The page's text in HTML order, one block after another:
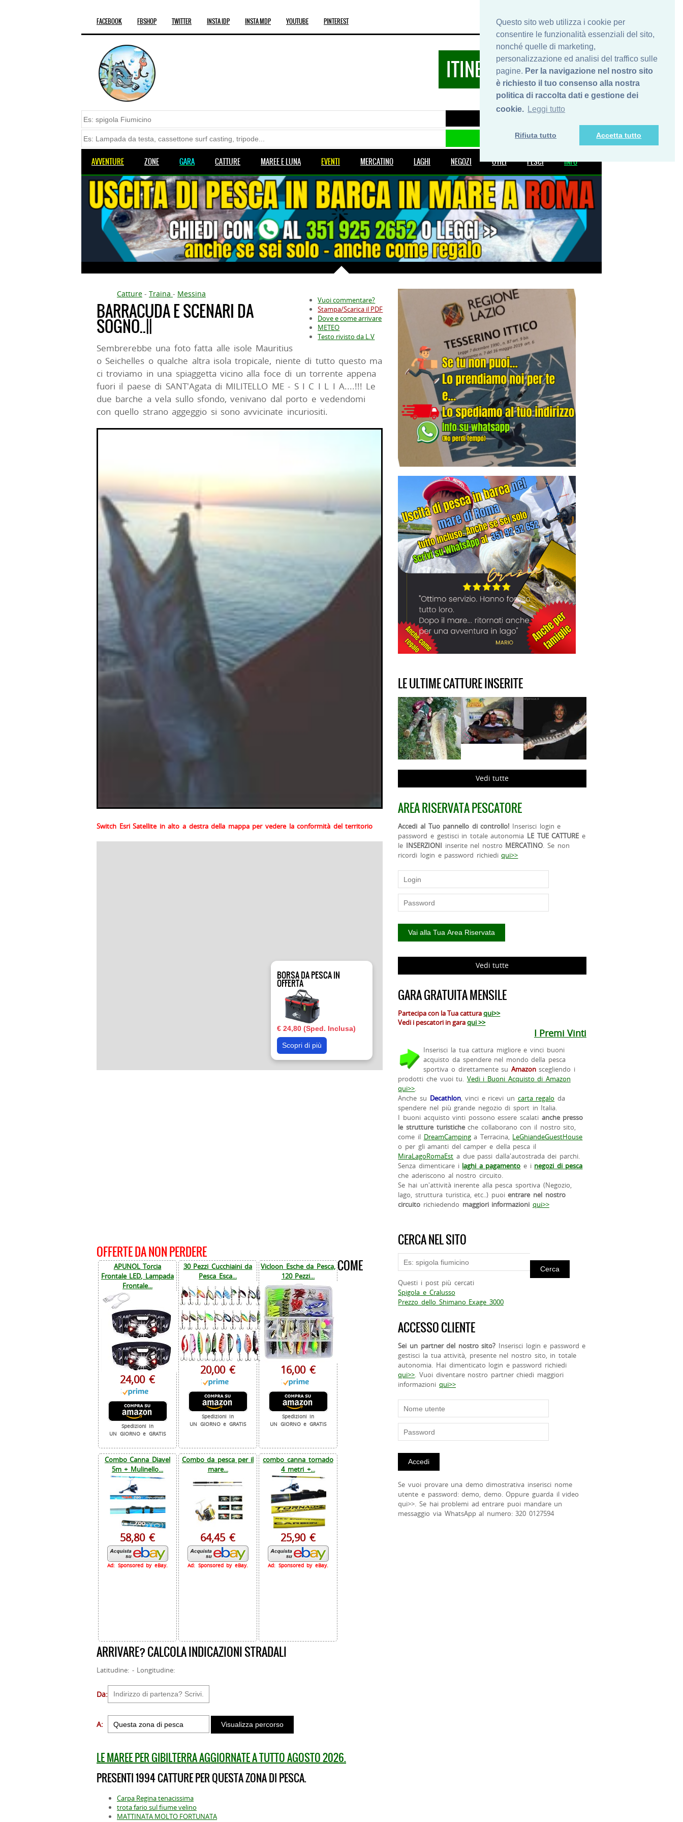
Questo sito web utilizza i cookie per
consentire le funzionalità essenziali del sito,
nonché quelle di marketing,
personalizzazione ed analisi del traffico sulle
pagine. Per la navigazione nel nostro sito
è richiesto il tuo consenso alla nostra
politica di raccolta dati e gestione dei
cookie. Leggi tutto
Rifiuta tutto Accetta tutto
FACEBOOK FBSHOP TWITTER INSTA IDP INSTA MDP YOUTUBE PINTEREST PRIVACY
SHOP
INFO
ITINERARIDIPESCA.IT
AVVENTURE ZONE GARA CATTURE MAREE E LUNA EVENTI MERCATINO LAGHI NEGOZI UTILI PESCI INFO
Catture - Traina - Messina
Vuoi commentare?
Stampa/Scarica il PDF
Dove e come arrivare
METEO
Testo rivisto da L.V
BARRACUDA E SCENARI DA
SOGNO..||
Sembrerebbe una foto fatta alle isole Mauritius
o Seichelles o qualche altra isola tropicale, niente di tutto questo ma
ci troviamo in una spiaggetta vicino alla foce di un torrente appena
fuori il paese di SANT'Agata di MILITELLO ME - S I C I L I A....!!! Le
due barche a vela sullo sfondo, venivano dal porto e vedendomi
con quello strano aggeggio si sono avvicinate incuriositi.
Switch Esri Satellite in alto a destra della mappa per vedere la conformità del territorio
BORSA DA PESCA IN
OFFERTA
€ 24,80 (Sped. Inclusa)
Scopri di più
OFFERTE DA NON PERDERE
APUNOL Torcia
Frontale LED, Lampada
Frontale...
24,00 €
Spedizioni in
UN GIORNO e GRATIS
30 Pezzi Cucchiaini da
Pesca Esca...
20,00 €
Spedizioni in
UN GIORNO e GRATIS
Vicloon Esche da Pesca,
120 Pezzi...
16,00 €
Spedizioni in
UN GIORNO e GRATIS
Combo Canna Diavel
5m + Mulinello...
58,80 €
Ad: Sponsored by eBay.
Combo da pesca per il
mare...
64,45 €
Ad: Sponsored by eBay.
combo canna tornado
4 metri +...
25,90 €
Ad: Sponsored by eBay.
COME
ARRIVARE? CALCOLA INDICAZIONI STRADALI
Latitudine: - Longitudine:
Da:
A:
LE MAREE PER GIBILTERRA AGGIORNATE A TUTTO AGOSTO 2026.
PRESENTI 1994 CATTURE PER QUESTA ZONA DI PESCA.
Carpa Regina tenacissima
trota fario sul fiume velino
MATTINATA MOLTO FORTUNATA
LE ULTIME CATTURE INSERITE
Vedi tutte
AREA RISERVATA PESCATORE
Accedi al Tuo pannello di controllo! Inserisci login e
password e gestisci in totale autonomia LE TUE CATTURE e
le INSERZIONI inserite nel nostro MERCATINO. Se non
ricordi login e password richiediqui>>
Vedi tutte
GARA GRATUITA MENSILE
Partecipa con la Tua catturaqui>>
Vedi i pescatori in garaqui >>
I Premi Vinti
Inserisci la tua cattura migliore e vinci buoni
acquisto da spendere nel mondo della pesca
sportiva o direttamente su Amazonscegliendo i
prodotti che vuoi tu. Vedi i Buoni Acquisto di Amazon
qui>>.
Anche su Decathlon, vinci e ricevi un carta regalo da
spendere nel più grande negozio di sport in Italia.
I buoni acquisto vinti possono essere scalati anche presso
le strutture turisticheche collaborano con il nostro sito,
come il DreamCampinga Terracina, LeGhiandeGuestHouse
o per gli amanti del camper e della pesca il
MiraLagoRomaEst a due passi dalla'autostrada dei parchi.
Senza dimenticare i laghi a pagamento e i negozi di pesca
che aderiscono al nostro circuito.
Se hai un'attività inerente alla pesca sportiva (Negozio,
lago, struttura turistica, etc..) puoientrare nel nostro
circuito richiedendo maggiori informazioni qui>>
CERCA NEL SITO
Questi i post più cercati
Spigola e Cralusso
Prezzo dello Shimano Exage 3000
ACCESSO CLIENTE
Sei un partner del nostro sito? Inserisci login e password e
gestisci la tua attività, presente nel nostro sito, in totale
autonomia. Hai dimenticato login e password richiedi
qui>>. Vuoi diventare nostro partner chiedi maggiori
informazioniqui>>
Se vuoi provare una demo dimostrativa inserisci nome
utente e password: demo, demo. Oppure guarda il video
qui>>. Se hai problemi ad entrare puoi mandare un
messaggio via WhatsApp al numero: 320 0127594